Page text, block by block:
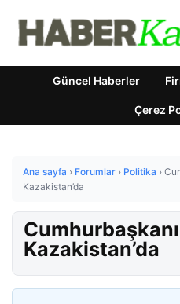
Güncel Haberler
Çerez
Ana sayfa › Forumlar › Politika ›
Kazakistan’da
Kazakistan’da